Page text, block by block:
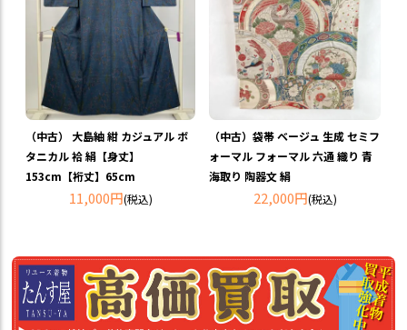
（中古） 大島紬 紺 カジュアル ボ
タニカル 袷 絹【身丈】
153cm【裄丈】65cm
11,000円(税込)
（中古）袋帯 ベージュ 生成 セミフ
ォーマル フォーマル 六通 織り 青
海取り 陶器文 絹
22,000円(税込)